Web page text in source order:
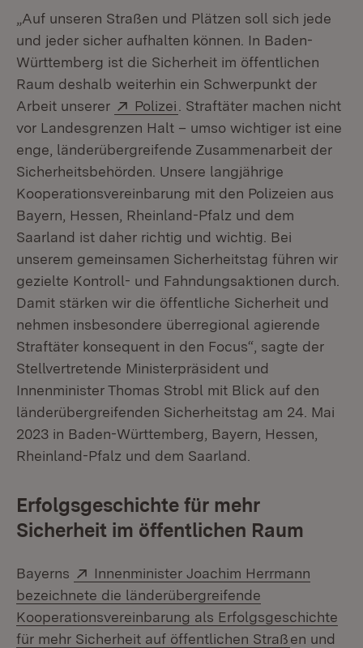
„Auf unseren Straßen und Plätzen soll sich jede
und jeder sicher aufhalten können. In Baden-
Württemberg ist die Sicherheit im öffentlichen
Raum deshalb weiterhin ein Schwerpunkt der
Arbeit unserer
Extern:
Polizei (Öffnet in neuem Fenster)
. Straftäter machen nicht
vor Landesgrenzen Halt – umso wichtiger ist eine
enge, länderübergreifende Zusammenarbeit der
Sicherheitsbehörden. Unsere langjährige
Kooperationsvereinbarung mit den Polizeien aus
Bayern, Hessen, Rheinland-Pfalz und dem
Saarland ist daher richtig und wichtig. Bei
unserem gemeinsamen Sicherheitstag führen wir
gezielte Kontroll- und Fahndungsaktionen durch.
Damit stärken wir die öffentliche Sicherheit und
nehmen insbesondere überregional agierende
Straftäter konsequent in den Focus“, sagte der
Stellvertretende Ministerpräsident und
Innenminister Thomas Strobl mit Blick auf den
länderübergreifenden Sicherheitstag am 24. Mai
2023 in Baden-Württemberg, Bayern, Hessen,
Rheinland-Pfalz und dem Saarland.
Erfolgsgeschichte für mehr
Sicherheit im öffentlichen Raum
Bayerns Extern:
Innenminister Joachim Herrmann
bezeichnete die länderübergreifende
Kooperationsvereinbarung als Erfolgsgeschichte
für mehr Sicherheit auf öffentlichen Straß(Öffnet in
en und